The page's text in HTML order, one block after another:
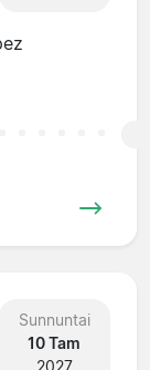
Sunnuntai
10 Tam
2027